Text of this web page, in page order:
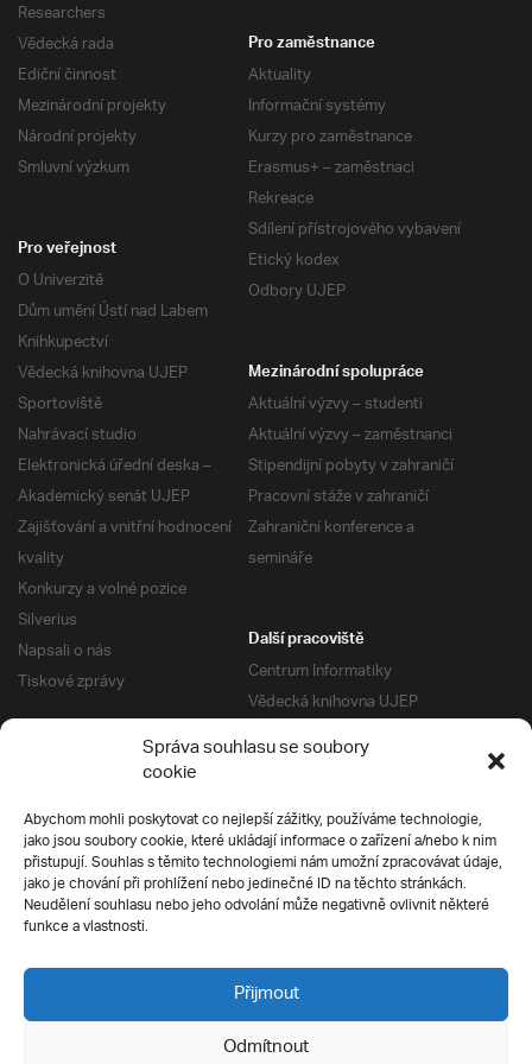
Správa souhlasu se soubory
cookie
Abychom mohli poskytovat co nejlepší zážitky, používáme technologie,
jako jsou soubory cookie, které ukládají informace o zařízení a/nebo k nim
přistupují. Souhlas s těmito technologiemi nám umožní zpracovávat údaje,
jako je chování při prohlížení nebo jedinečné ID na těchto stránkách.
Neudělení souhlasu nebo jeho odvolání může negativně ovlivnit některé
funkce a vlastnosti.
Přijmout
Odmítnout
Researchers
Vědecká rada
Ediční činnost
Mezinárodní projekty
Národní projekty
Smluvní výzkum
Pro zaměstnance
Aktuality
Informační systémy
Kurzy pro zaměstnance
Erasmus+ – zaměstnaci
Rekreace
Sdílení přístrojového vybavení
Etický kodex
Odbory UJEP
Pro veřejnost
O Univerzitě
Dům umění Ústí nad Labem
Knihkupectví
Vědecká knihovna UJEP
Sportoviště
Nahrávací studio
Elektronická úřední deska –
Akademický senát UJEP
Zajišťování a vnitřní hodnocení
kvality
Konkurzy a volné pozice
Silverius
Napsali o nás
Tiskové zprávy
Mezinárodní spolupráce
Aktuální výzvy – studenti
Aktuální výzvy – zaměstnanci
Stipendijní pobyty v zahraničí
Pracovní stáže v zahraničí
Zahraniční konference a
semináře
Další pracoviště
Centrum Informatiky
Vědecká knihovna UJEP
Správa kolejí a menz
Univerzitní centrum podpory
Silverius
Pro uchazeče
Přijímací řízení
E-prihlaska
Přípravné kurzy
Ochrana soukromí